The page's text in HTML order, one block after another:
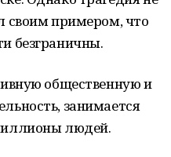
своим примером, что
безграничны.
общественную и
занимается
людей.